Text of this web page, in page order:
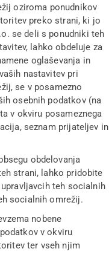
oziroma ponudnikov
preko strani, ki jo
se deli s ponudniki teh
lahko obdeluje za
oglaševanja in
nastavitev pri
se v posamezno
osebnih podatkov (na
v okviru posameznega
seznam prijateljev in
obdelovanja
strani, lahko pridobite
teh socialnih
socialnih omrežij.
nobene
v okviru
ter vseh njim